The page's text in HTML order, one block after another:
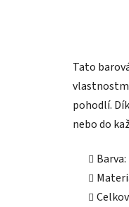
Tato
pohodlí.
nebo do